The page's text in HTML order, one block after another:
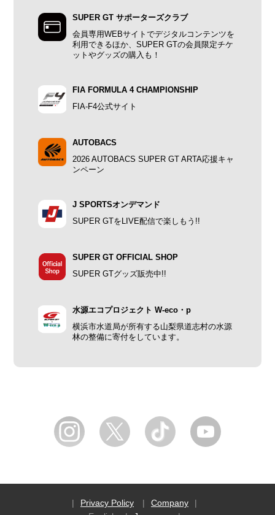
SUPER GT サポーターズクラブ
会員専用WEBサイトでデジタルコンテンツを
利用できるほか、SUPER GTの会員限定チケ
ットやグッズの購入も！
FIA FORMULA 4 CHAMPIONSHIP
FIA-F4公式サイト
AUTOBACS
2026 AUTOBACS SUPER GT ARTA応援キャ
ンペーン
J SPORTSオンデマンド
SUPER GTをLIVE配信で楽しもう!!
SUPER GT OFFICIAL SHOP
SUPER GTグッズ販売中!!
水源エコプロジェクト W-eco・p
横浜市水道局が所有する山梨県道志村の水源
林の整備に寄付をしています。
Privacy Policy
Company